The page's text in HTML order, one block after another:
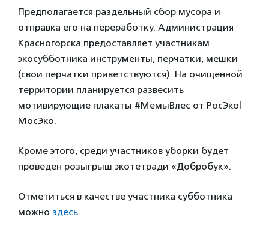
Предполагается раздельный сбор мусора и
отправка его на переработку. Администрация
Красногорска предоставляет участникам
экосубботника инструменты, перчатки, мешки
(свои перчатки приветствуются). На очищенной
территории планируется развесить
мотивирующие плакаты #МемыВлес от РосЭко|
МосЭко.
Кроме этого, среди участников уборки будет
проведен розыгрыш экотетради «Добробук».
Отметиться в качестве участника субботника
можно здесь.